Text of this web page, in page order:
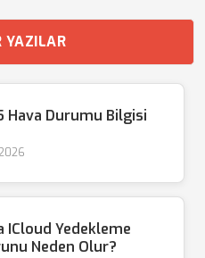
YAZILAR
Hava Durumu Bilgisi
ICloud Yedekleme
Neden Olur?